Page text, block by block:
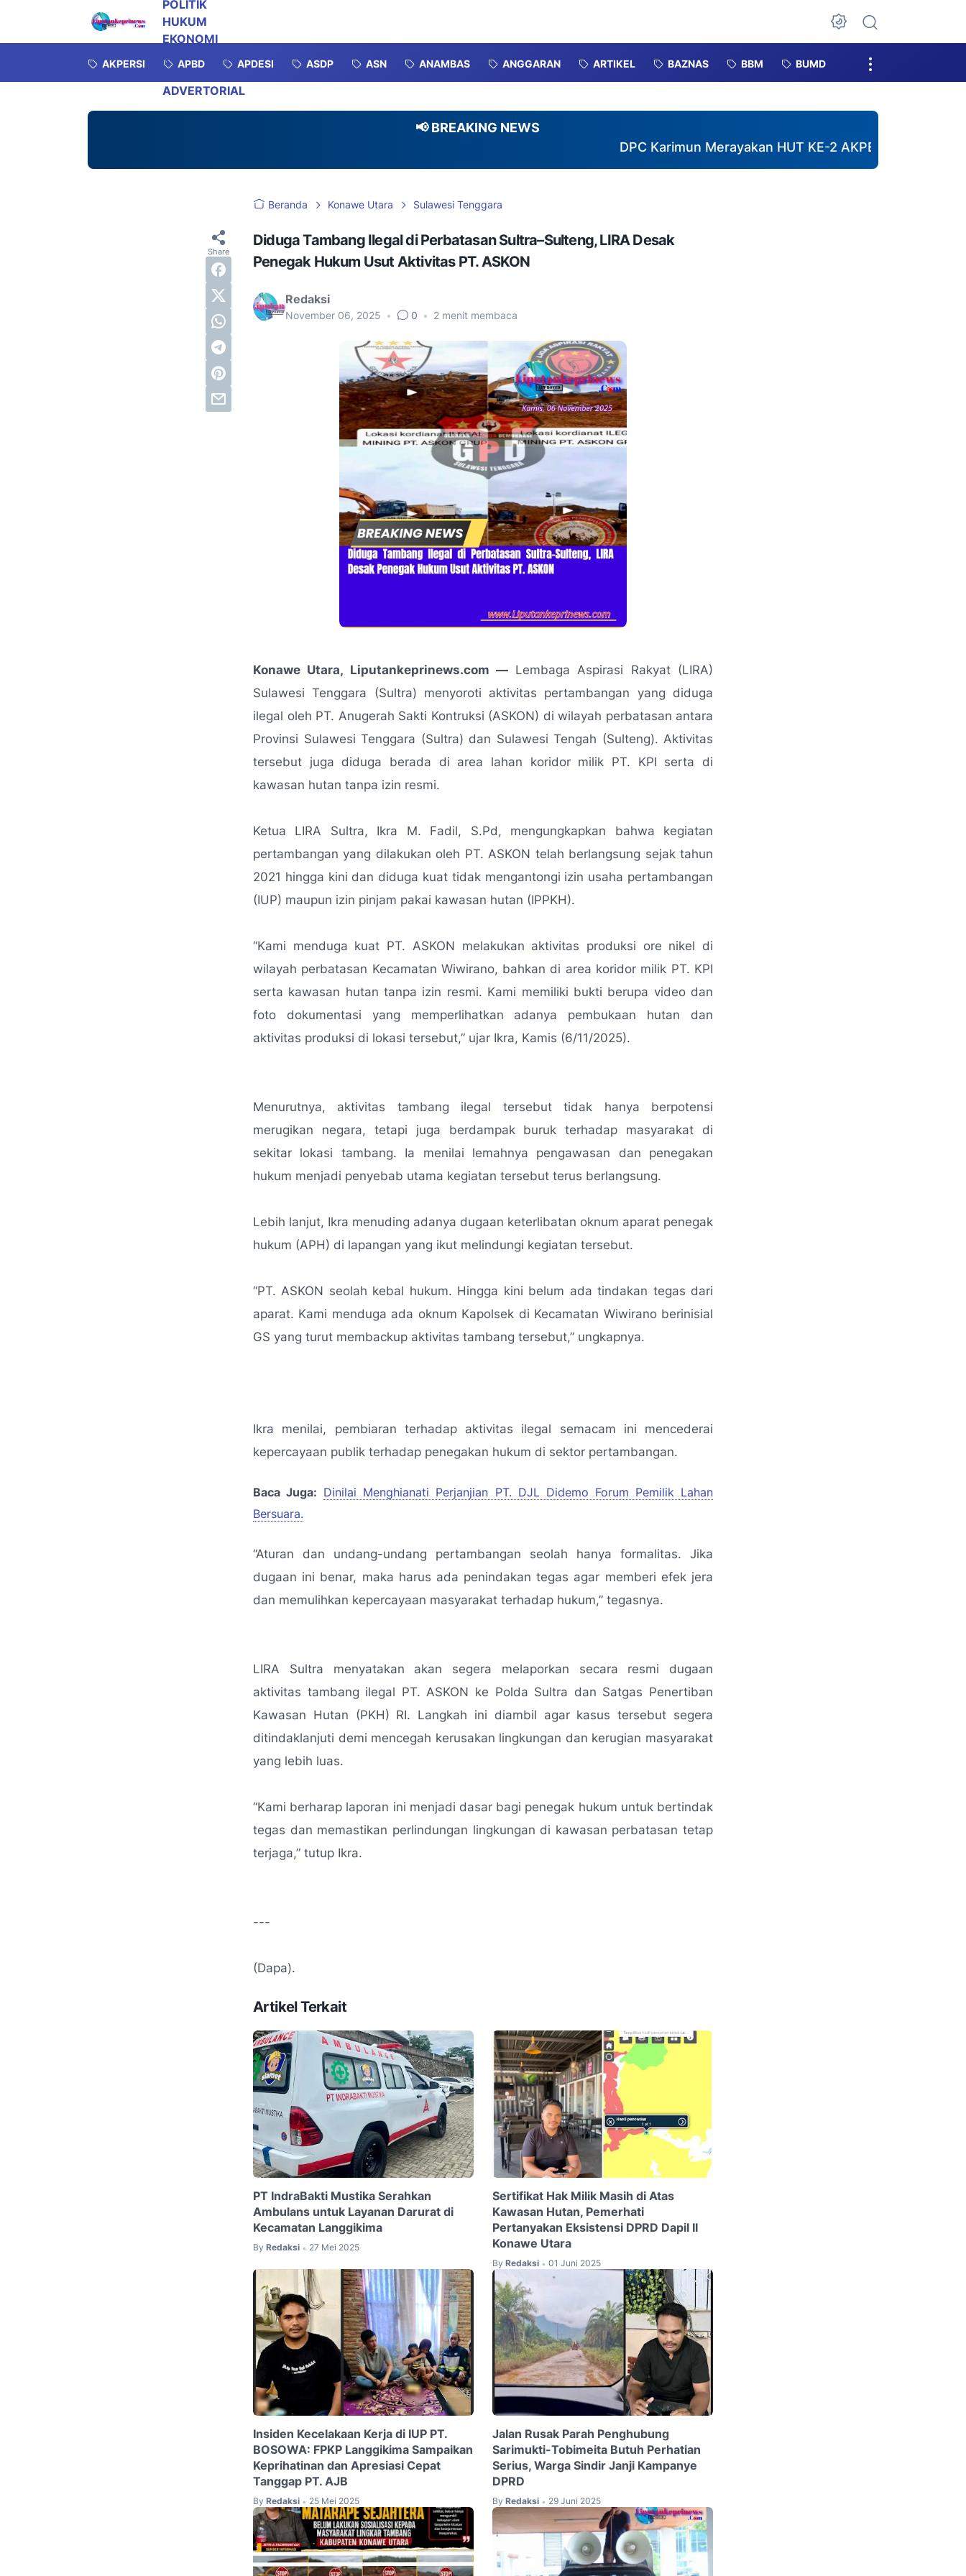
POLITIK
HUKUM
EKONOMI
INVESTIGASI
OPINI
ADVERTORIAL
Dark Mode
AKPERSI APBD APDESI ASDP ASN ANAMBAS ANGGARAN ARTIKEL BAZNAS BBM BUMD
📢 BREAKING NEWS
DPC Karimun Merayakan HUT KE-2 AKPERSI, Wujudkan
Beranda Konawe Utara Sulawesi Tenggara
Diduga Tambang Ilegal di Perbatasan Sultra–Sulteng, LIRA Desak
Penegak Hukum Usut Aktivitas PT. ASKON
Redaksi
November 06, 2025 • 0 • 2 menit membaca
Konawe Utara, Liputankeprinews.com —Lembaga Aspirasi Rakyat (LIRA)
Sulawesi Tenggara (Sultra) menyoroti aktivitas pertambangan yang diduga
ilegal oleh PT. Anugerah Sakti Kontruksi (ASKON) di wilayah perbatasan antara
Provinsi Sulawesi Tenggara (Sultra) dan Sulawesi Tengah (Sulteng). Aktivitas
tersebut juga diduga berada di area lahan koridor milik PT. KPI serta di
kawasan hutan tanpa izin resmi.
Ketua LIRA Sultra, Ikra M. Fadil, S.Pd, mengungkapkan bahwa kegiatan
pertambangan yang dilakukan oleh PT. ASKON telah berlangsung sejak tahun
2021 hingga kini dan diduga kuat tidak mengantongi izin usaha pertambangan
(IUP) maupun izin pinjam pakai kawasan hutan (IPPKH).
“Kami menduga kuat PT. ASKON melakukan aktivitas produksi ore nikel di
wilayah perbatasan Kecamatan Wiwirano, bahkan di area koridor milik PT. KPI
serta kawasan hutan tanpa izin resmi. Kami memiliki bukti berupa video dan
foto dokumentasi yang memperlihatkan adanya pembukaan hutan dan
aktivitas produksi di lokasi tersebut,” ujar Ikra, Kamis (6/11/2025).
Menurutnya, aktivitas tambang ilegal tersebut tidak hanya berpotensi
merugikan negara, tetapi juga berdampak buruk terhadap masyarakat di
sekitar lokasi tambang. Ia menilai lemahnya pengawasan dan penegakan
hukum menjadi penyebab utama kegiatan tersebut terus berlangsung.
Lebih lanjut, Ikra menuding adanya dugaan keterlibatan oknum aparat penegak
hukum (APH) di lapangan yang ikut melindungi kegiatan tersebut.
“PT. ASKON seolah kebal hukum. Hingga kini belum ada tindakan tegas dari
aparat. Kami menduga ada oknum Kapolsek di Kecamatan Wiwirano berinisial
GS yang turut membackup aktivitas tambang tersebut,” ungkapnya.
Ikra menilai, pembiaran terhadap aktivitas ilegal semacam ini mencederai
kepercayaan publik terhadap penegakan hukum di sektor pertambangan.
Baca Juga: Dinilai Menghianati Perjanjian PT. DJL Didemo Forum Pemilik Lahan
Bersuara.
“Aturan dan undang-undang pertambangan seolah hanya formalitas. Jika
dugaan ini benar, maka harus ada penindakan tegas agar memberi efek jera
dan memulihkan kepercayaan masyarakat terhadap hukum,” tegasnya.
LIRA Sultra menyatakan akan segera melaporkan secara resmi dugaan
aktivitas tambang ilegal PT. ASKON ke Polda Sultra dan Satgas Penertiban
Kawasan Hutan (PKH) RI. Langkah ini diambil agar kasus tersebut segera
ditindaklanjuti demi mencegah kerusakan lingkungan dan kerugian masyarakat
yang lebih luas.
“Kami berharap laporan ini menjadi dasar bagi penegak hukum untuk bertindak
tegas dan memastikan perlindungan lingkungan di kawasan perbatasan tetap
terjaga,” tutup Ikra.
---
(Dapa).
Artikel Terkait
PT IndraBakti Mustika Serahkan
Ambulans untuk Layanan Darurat di
Kecamatan Langgikima
By Redaksi • 27 Mei 2025
Sertifikat Hak Milik Masih di Atas
Kawasan Hutan, Pemerhati
Pertanyakan Eksistensi DPRD Dapil II
Konawe Utara
By Redaksi • 01 Juni 2025
Insiden Kecelakaan Kerja di IUP PT.
BOSOWA: FPKP Langgikima Sampaikan
Keprihatinan dan Apresiasi Cepat
Tanggap PT. AJB
By Redaksi • 25 Mei 2025
Jalan Rusak Parah Penghubung
Sarimukti-Tobimeita Butuh Perhatian
Serius, Warga Sindir Janji Kampanye
DPRD
By Redaksi • 29 Juni 2025